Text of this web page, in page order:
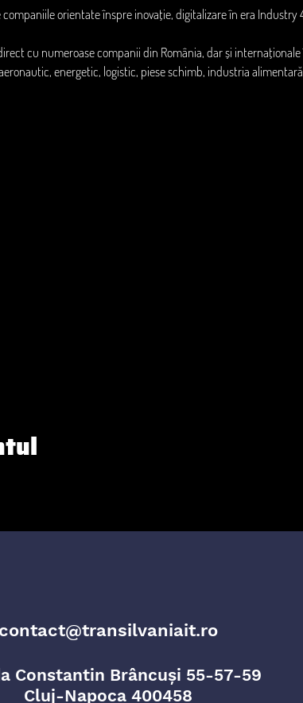
orientate înspre inovație, digitalizare în era Industry
cu numeroase companii din România, dar și
energetic, logistic, piese schimb, industria
Constantin Brâncuși 55-57-59
Cluj-Napoca 400458
contact@transilvaniait.ro